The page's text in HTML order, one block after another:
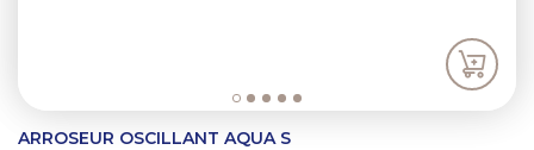
ARROSEUR OSCILLANT AQUA S